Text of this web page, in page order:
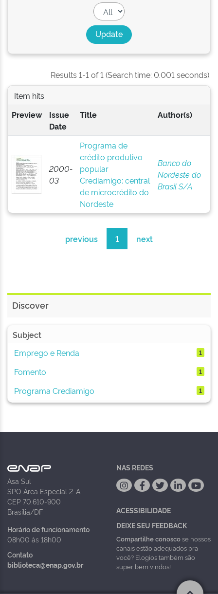
Results 1-1 of 1 (Search time: 0.001 seconds).
Item hits:
Preview
Issue
Date
Title Author(s)
2000-
03
Programa de
crédito produtivo
popular
Crediamigo: central
de microcrédito do
Nordeste
Banco do
Nordeste do
Brasil S/A
previous 1 next
Discover
Subject
Emprego e Renda
1
Fomento 1
Programa Crediamigo 1
Asa Sul
SPO Área Especial 2-A
CEP 70.610-900
Brasília/DF
Horário de funcionamento
08h00 às 18h00
Contato
biblioteca@enap.gov.br
NAS REDES
ACESSIBILIDADE
DEIXE SEU FEEDBACK
Compartilhe conoscose nossos
canais estão adequados pra
você? Elogios também são
super bem vindos!